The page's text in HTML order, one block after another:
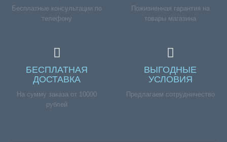
Бесплатные консультации по
телефону
Пожизненная гарантия на
товары магазина
БЕСПЛАТНАЯ
ДОСТАВКА
На сумму заказа от 10000
рублей
ВЫГОДНЫЕ
УСЛОВИЯ
Предлагаем сотрудничество